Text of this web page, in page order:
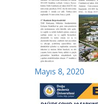
Mayıs 8, 2020